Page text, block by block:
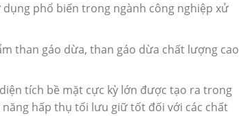
phổ biến trong ngành công nghiệp xử
than gáo dừa, than gáo dừa chất lượng cao
tích bề mặt cực kỳ lớn được tạo ra trong
hấp thụ tối lưu giữ tốt đối với các chất